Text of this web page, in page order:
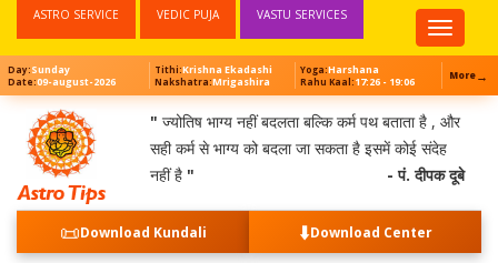
Top
Menu
ASTRO SERVICE VEDIC PUJA VASTU SERVICES
Day:Sunday
Date:09-august-2026
Tithi:Krishna Ekadashi
Nakshatra:Mrigashira
Yoga:Harshana
Rahu Kaal:17:26 - 19:06 More→
" ज्योतिष भाग्य नहीं बदलता बल्कि कर्म पथ बताता है , और
सही कर्म से भाग्य को बदला जा सकता है इसमें कोई संदेह
नहीं है " - पं. दीपक दूबे
📜Download Kundali ⬇️Download Center